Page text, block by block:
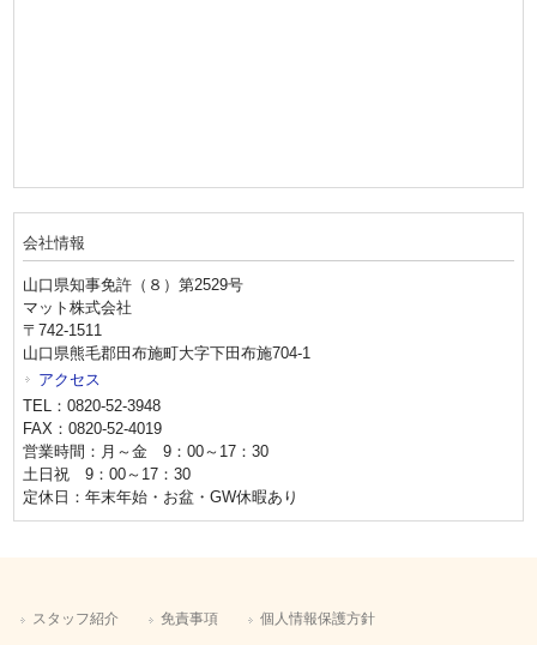
会社情報
山口県知事免許（８）第2529号
マット株式会社
〒742-1511
山口県熊毛郡田布施町大字下田布施704-1
アクセス
TEL：0820-52-3948
FAX：0820-52-4019
営業時間：月～金 9：00～17：30
土日祝 9：00～17：30
定休日：年末年始・お盆・GW休暇あり
スタッフ紹介 免責事項 個人情報保護方針